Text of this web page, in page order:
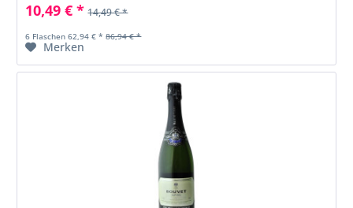
10,49 € * 14,49 € *
6 Flaschen 62,94 € * 86,94 € *
Merken